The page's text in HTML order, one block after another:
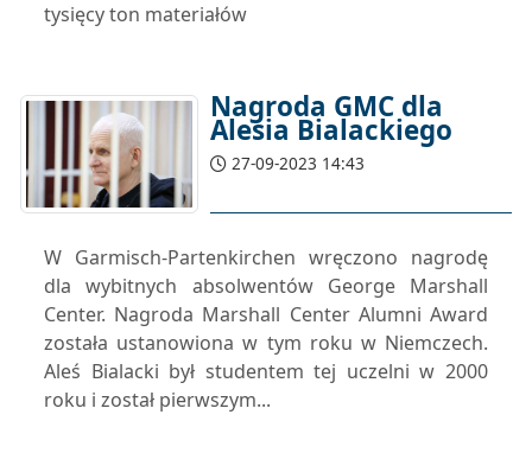
tysięcy ton materiałów
Nagroda GMC dla
Alesia Bialackiego
27-09-2023 14:43
W Garmisch-Partenkirchen wręczono nagrodę
dla wybitnych absolwentów George Marshall
Center. Nagroda Marshall Center Alumni Award
została ustanowiona w tym roku w Niemczech.
Aleś Bialacki był studentem tej uczelni w 2000
roku i został pierwszym...